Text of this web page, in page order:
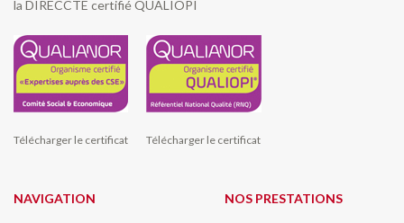
la DIRECCTE certifié QUALIOPI
Télécharger le certificat Télécharger le certificat
NAVIGATION NOS PRESTATIONS